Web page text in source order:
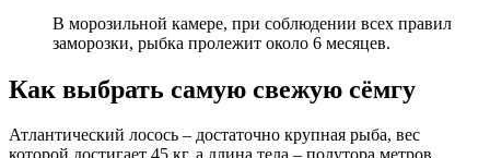
В морозильной камере, при соблюдении всех правил
заморозки, рыбка пролежит около 6 месяцев.
Как выбрать самую свежую сёмгу
Атлантический лосось – достаточно крупная рыба, вес